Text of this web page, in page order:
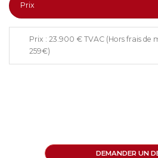
Prix
Prix : 23.900 € TVAC (Hors frais de
259€)
DEMANDER UN